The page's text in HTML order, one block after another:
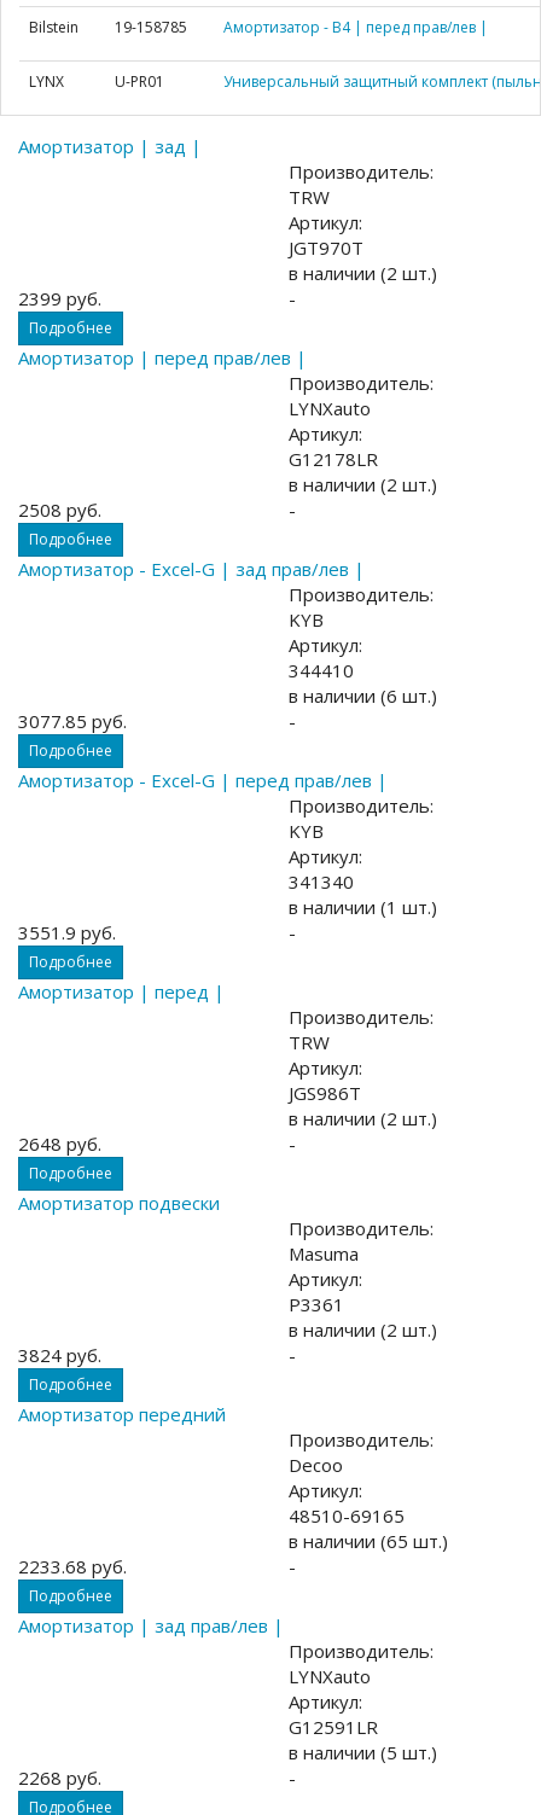
Bilstein 19-158785 Амортизатор - B4 | перед прав/лев |
LYNX U-PR01 Универсальный защитный комплект
Амортизатор | зад |
Производитель:
TRW
Артикул:
JGT970T
в наличии (2 шт.)
2399 руб.
-
Подробнее
Амортизатор | перед прав/лев |
Производитель:
LYNXauto
Артикул:
G12178LR
в наличии (2 шт.)
2508 руб.
-
Подробнее
Амортизатор - Excel-G | зад прав/лев |
Производитель:
KYB
Артикул:
344410
в наличии (6 шт.)
3077.85 руб.
-
Подробнее
Амортизатор - Excel-G | перед прав/лев |
Производитель:
KYB
Артикул:
341340
в наличии (1 шт.)
3551.9 руб.
-
Подробнее
Амортизатор | перед |
Производитель:
TRW
Артикул:
JGS986T
в наличии (2 шт.)
2648 руб.
-
Подробнее
Амортизатор подвески
Производитель:
Masuma
Артикул:
P3361
в наличии (2 шт.)
3824 руб.
-
Подробнее
Амортизатор передний
Производитель:
Decoo
Артикул:
48510-69165
в наличии (65 шт.)
2233.68 руб.
-
Подробнее
Амортизатор | зад прав/лев |
Производитель:
LYNXauto
Артикул:
G12591LR
в наличии (5 шт.)
2268 руб.
-
Подробнее